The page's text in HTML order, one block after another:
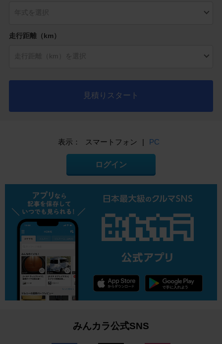
走行距離（km）
見積りスタート
表示： スマートフォン | PC
ログイン
みんカラ公式SNS